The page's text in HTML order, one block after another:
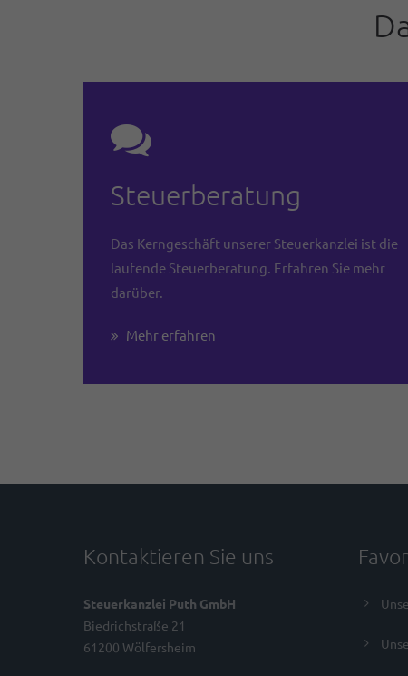
Steuerberatung
Das Kerngeschäft unserer Steuerkanzlei ist die
laufende Steuerberatung. Erfahren Sie mehr
darüber.
Mehr erfahren
Kontaktieren Sie uns
Steuerkanzlei Puth GmbH
Biedrichstraße 21
61200 Wölfersheim